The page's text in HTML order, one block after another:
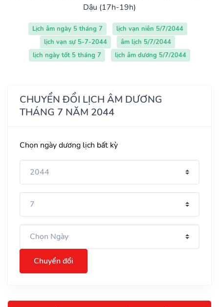
Dậu (17h-19h)
Lịch âm ngày 5 tháng 7
lịch vạn niên 5/7/2044
lịch vạn sự 5-7-2044
âm lịch 5/7/2044
lịch ngày tốt 5 tháng 7
lịch âm dương 5/7/2044
CHUYỂN ĐỔI LỊCH ÂM DƯƠNG
THÁNG 7 NĂM 2044
Chọn ngày dương lịch bất kỳ
Chuyển đổi